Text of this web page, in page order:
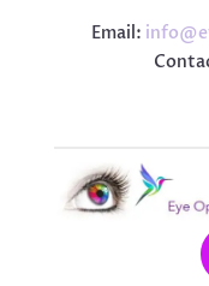
Email: